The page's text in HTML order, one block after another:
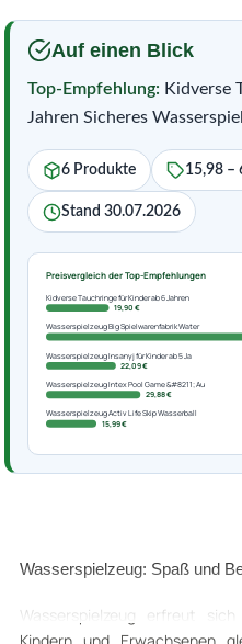
Service
Auf einen Blick
Top-Empfehlung: Kidverse
Jahren Sicheres
6 Produkte 15,98 –
Stand 30.07.2026
Preisvergleich der Top-Empfehlungen
Kidverse Tauchringe für Kinder ab 6 Jahren
19,90 €
Wasserspielzeug Big Spielwarenfabrik Water
Wasserspielzeug Insanyj für Kinder ab 5 Ja
22,09 €
Wasserspielzeug Intex Pool Game &#8211; Au
29,88 €
Wasserspielzeug Activ Life Skip Wasserball
15,99 €
Wasserspielzeug: Spaß und
Wasserspielzeug erfreut